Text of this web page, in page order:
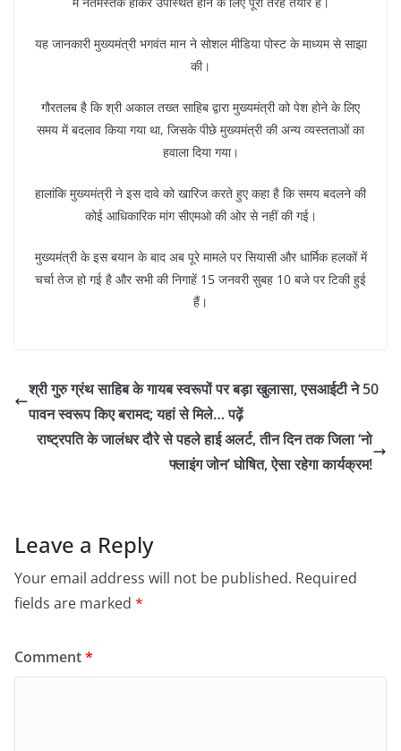
यह जानकारी मुख्यमंत्री भगवंत मान ने सोशल मीडिया पोस्ट के माध्यम से साझा
की।
गौरतलब है कि श्री अकाल तख्त साहिब द्वारा मुख्यमंत्री को पेश होने के लिए
समय में बदलाव किया गया था, जिसके पीछे मुख्यमंत्री की अन्य व्यस्तताओं का
हवाला दिया गया।
हालांकि मुख्यमंत्री ने इस दावे को खारिज करते हुए कहा है कि समय बदलने की
कोई आधिकारिक मांग सीएमओ की ओर से नहीं की गई।
मुख्यमंत्री के इस बयान के बाद अब पूरे मामले पर सियासी और धार्मिक हलकों में
चर्चा तेज हो गई है और सभी की निगाहें 15 जनवरी सुबह 10 बजे पर टिकी हुई
हैं।
श्री गुरु ग्रंथ साहिब के गायब स्वरूपों पर बड़ा खुलासा, एसआईटी ने 50
पावन स्वरूप किए बरामद; यहां से मिले… पढ़ें
राष्ट्रपति के जालंधर दौरे से पहले हाई अलर्ट, तीन दिन तक जिला ‘नो
फ्लाइंग जोन’ घोषित, ऐसा रहेगा कार्यक्रम!
Leave a Reply
Your email address will not be published. Required
fields are marked *
Comment*